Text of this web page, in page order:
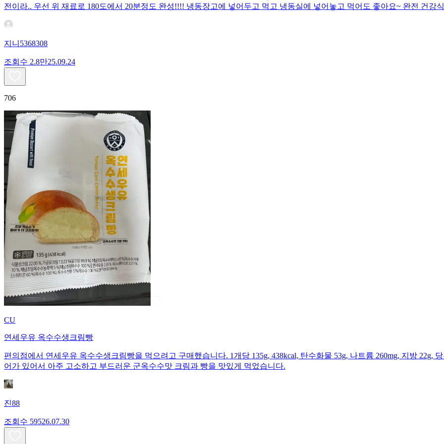
전이라.. 우선 위 재료로 180도에서 20분정도 완성!!!! 냉동장고에 넣어두고 먹고 냉동실에 넣어놓고 먹어도 좋아요~ 완전 건강
지니5368308
조회수 2.8만25.09.24
706
CU
연세우유 옥수수생크림빵
편의점에서 연세우유 옥수수생크림빵을 먹으려고 구매했습니다. 1개당 135g, 438kcal, 탄수화물 53g, 나트륨 260mg, 지방 22g,
어가 있어서 아주 고소하고 부드러운 군옥수수맛 크림과 빵을 맛있게 먹었습니다.
진88
조회수 59526.07.30